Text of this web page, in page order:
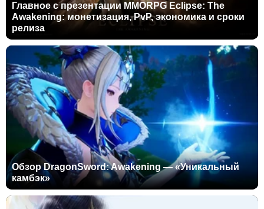
Главное с презентации MMORPG Eclipse: The
Awakening: монетизация, PvP, экономика и сроки
релиза
Обзор DragonSword: Awakening — «Уникальный
камбэк»